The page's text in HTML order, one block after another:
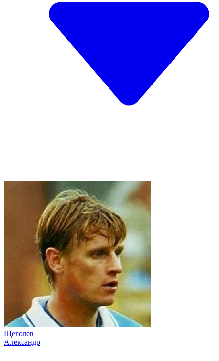
Щеголев
Александр